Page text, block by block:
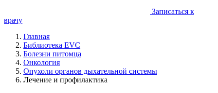
Записаться к
врачу
Главная
Библиотека EVC
Болезни питомца
Онкология
Опухоли органов дыхательной системы
Лечение и профилактика